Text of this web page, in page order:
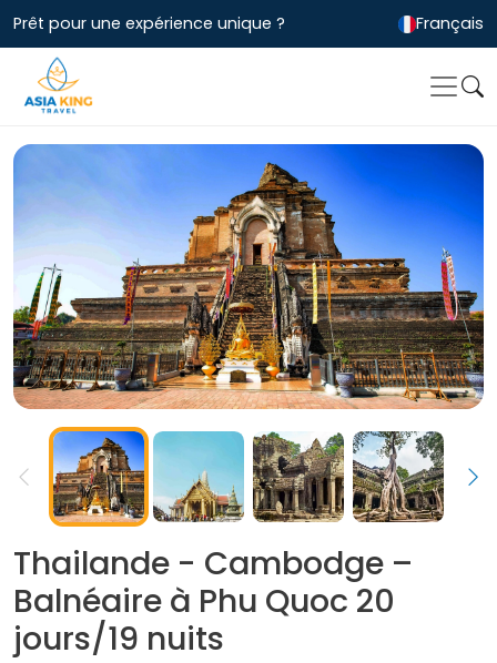
Prêt pour une expérience unique ? Français
Thailande - Cambodge –
Balnéaire à Phu Quoc 20
jours/19 nuits